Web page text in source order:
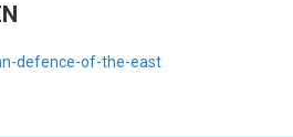
defence-of-the-east